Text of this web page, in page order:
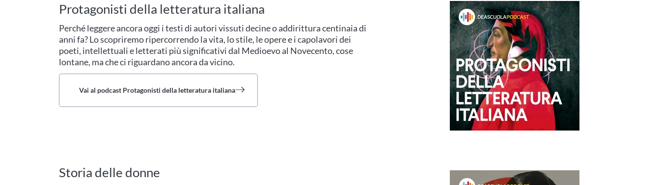
Protagonisti della letteratura italiana
Perché leggere ancora oggi i testi di autori vissuti decine o addirittura centinaia di
anni fa? Lo scopriremo ripercorrendo la vita, lo stile, le opere e i capolavori dei
poeti, intellettuali e letterati più significativi dal Medioevo al Novecento, cose
lontane, ma che ci riguardano ancora da vicino.
Vai al podcast Protagonisti della letteratura italiana
Storia delle donne